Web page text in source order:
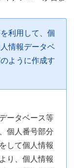
利用して、個
情報データベ
ように作成す
ータベース等
個人番号部分
して個人情報
り、個人情報